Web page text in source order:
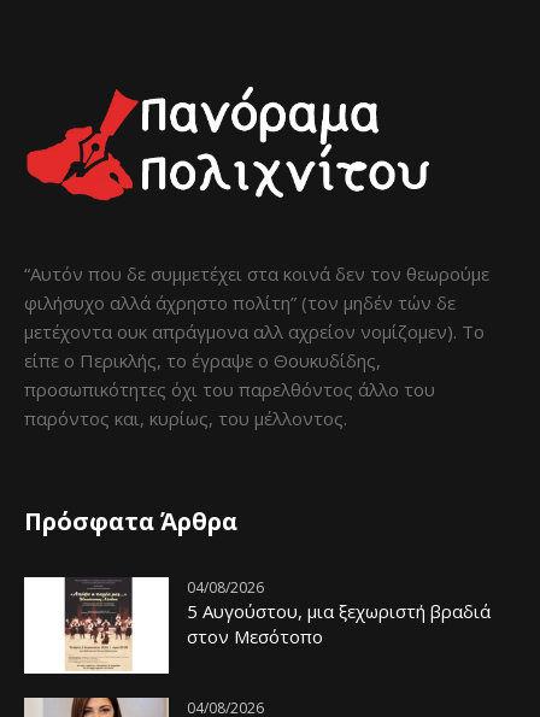
“Αυτόν που δε συμμετέχει στα κοινά δεν τον θεωρούμε
φιλήσυχο αλλά άχρηστο πολίτη” (τον μηδέν τών δε
μετέχοντα ουκ απράγμονα αλλ αχρείον νομίζομεν). Το
είπε ο Περικλής, το έγραψε ο Θουκυδίδης,
προσωπικότητες όχι του παρελθόντος άλλο του
παρόντος και, κυρίως, του μέλλοντος.
Πρόσφατα Άρθρα
04/08/2026
5 Αυγούστου, μια ξεχωριστή βραδιά
στον Μεσότοπο
04/08/2026